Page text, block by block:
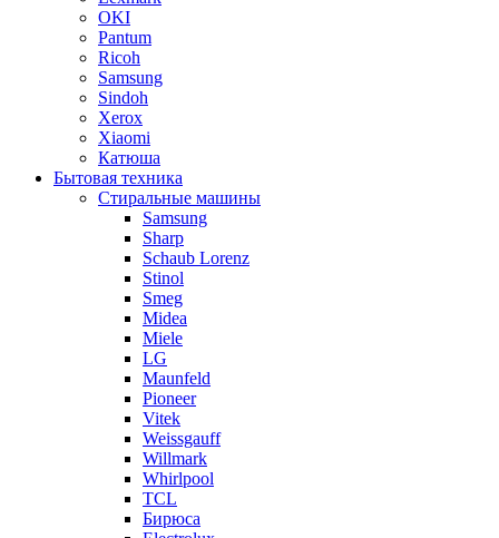
OKI
Pantum
Ricoh
Samsung
Sindoh
Xerox
Xiaomi
Катюша
Бытовая техника
Стиральные машины
Samsung
Sharp
Schaub Lorenz
Stinol
Smeg
Midea
Miele
LG
Maunfeld
Pioneer
Vitek
Weissgauff
Willmark
Whirlpool
TCL
Бирюса